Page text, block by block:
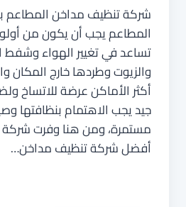
شركة تنظيف مداخن المطاعم
المطاعم يجب أن يكون من
تساعد في تغيير الهواء وشفط
والزيوت وطردها خارج المكان
أكثر الأماكن عرضة للاتساخ
جيد يجب الاهتمام بنظافتها
مستمرة، ومن هنا وفرت
أفضل شركة تنظيف مداخن…